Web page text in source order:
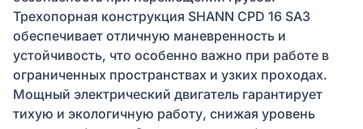
Трехопорная конструкция SHANN CPD 16 SA3
обеспечивает отличную маневренность и
устойчивость, что особенно важно при работе в
ограниченных пространствах и узких проходах.
Мощный электрический двигатель гарантирует
тихую и экологичную работу, снижая уровень